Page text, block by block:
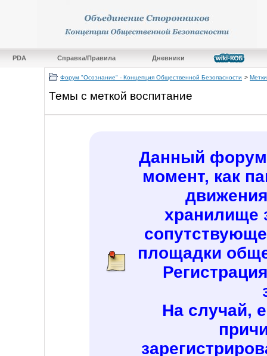
PDA Справка/Правила Дневники
Форум "Осознание" - Концепция Общественной Безопасности > Метки
Темы с меткой воспитание
Данный форум
момент, как
хранилище
площадки
На случай,